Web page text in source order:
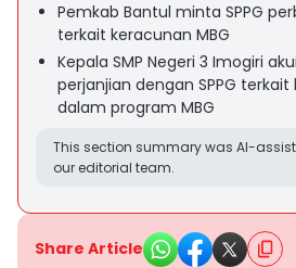
Pemkab Bantul minta SPPG
terkait keracunan MBG
Kepala SMP Negeri 3 Imogiri
perjanjian dengan SPPG
dalam program MBG
This section summary was AI-
our editorial team.
Share Article